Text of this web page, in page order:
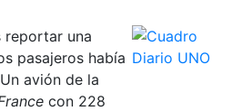
reportar una
pasajeros había
avión de la
con 228